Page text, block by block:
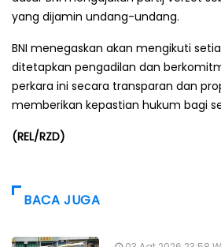
yang dijamin undang-undang.
BNI menegaskan akan mengikuti
ditetapkan pengadilan dan
perkara ini secara transparan dan
memberikan kepastian hukum bagi
(REL/RZD)
BACA JUGA